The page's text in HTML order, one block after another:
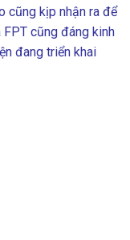
cũng kịp nhận ra để
cũng đáng kinh
đang triển khai